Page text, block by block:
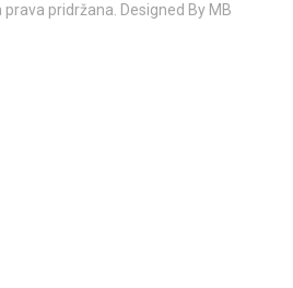
pridržana. Designed By MB